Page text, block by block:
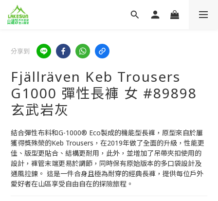
分享到
Fjällräven Keb Trousers
G1000 彈性長褲 女 #89898
玄武岩灰
結合彈性布料和G-1000® Eco製成的機能型長褲，原型來自於屢
獲得獎殊榮的Keb Trousers，在2019年做了全面的升級，性能更
佳、版型更貼合、結構更耐用，此外，並增加了吊帶夾扣使用的
設計，褲管末端更易於調節，同時保有原始版本的多口袋設計及
通風拉鍊。 這是一件合身且極為耐穿的經典長褲，提供每位戶外
愛好者在山區享受自由自在的探險旅程。